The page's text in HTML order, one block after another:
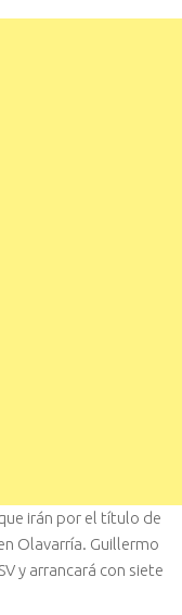
irán por el título de
Olavarría. Guillermo
y arrancará con siete